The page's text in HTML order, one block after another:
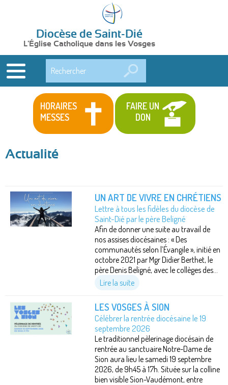
Diocèse de Saint-Dié
L'Église Catholique dans les Vosges
HORAIRES
MESSES
FAIRE UN
DON
Actualité
UN ART DE VIVRE EN CHRÉTIENS
Lettre à tous les fidèles du diocèse de
Saint-Dié par le père Beligné
Afin de donner une suite au travail de
nos assises diocésaines : « Des
communautés selon l’Évangile », initié en
octobre 2021 par Mgr Didier Berthet, le
père Denis Beligné, avec le collèges des...
Lire la suite
LES VOSGES À SION
Célébrer la rentrée diocésaine le 19
septembre 2026
Le traditionnel pèlerinage diocésain de
rentrée au sanctuaire Notre-Dame de
Sion aura lieu le samedi 19 septembre
2026, de 9h45 à 17h. Située sur la colline
bien visible Sion-Vaudémont, entre